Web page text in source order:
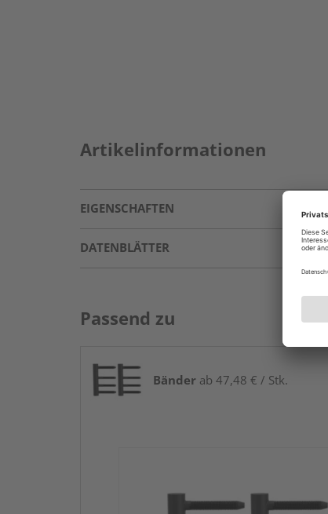
Artikelinformationen
EIGENSCHAFTEN
DATENBLÄTTER
Passend zu
Bänder ab 47,48 € / Stk.